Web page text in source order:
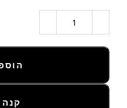
קנה